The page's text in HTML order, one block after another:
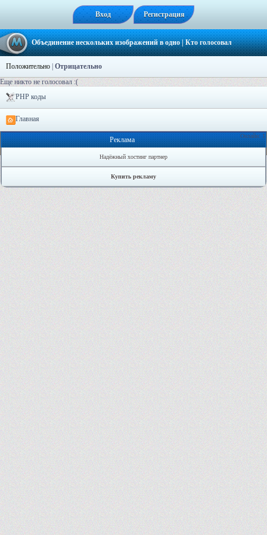
Вход Регистрация
Объединение нескольких изображений в одно| Кто голосовал
Положительно Отрицательно
Еще никто не голосовал :(
PHP коды
Главная
Онлайн: 1
Реклама
Надёжный хостинг партнер
Купить рекламу